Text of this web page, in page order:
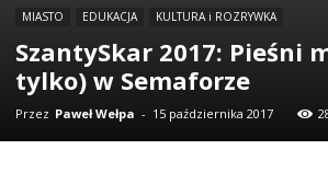
MIASTO EDUKACJA KULTURA i ROZRYWKA
SzantySkar 2017: Pieśni
tylko) w Semaforze
Przez Paweł Wełpa - 15 października 2017